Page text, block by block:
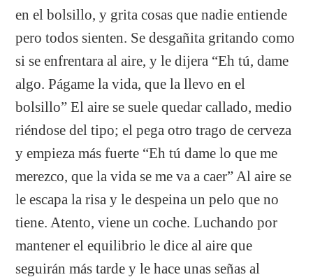
en el bolsillo, y grita cosas que nadie entiende
pero todos sienten. Se desgañita gritando como
si se enfrentara al aire, y le dijera “Eh tú, dame
algo. Págame la vida, que la llevo en el
bolsillo” El aire se suele quedar callado, medio
riéndose del tipo; el pega otro trago de cerveza
y empieza más fuerte “Eh tú dame lo que me
merezco, que la vida se me va a caer” Al aire se
le escapa la risa y le despeina un pelo que no
tiene. Atento, viene un coche. Luchando por
mantener el equilibrio le dice al aire que
seguirán más tarde y le hace unas señas al